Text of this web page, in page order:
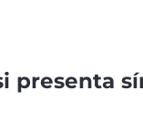
presenta